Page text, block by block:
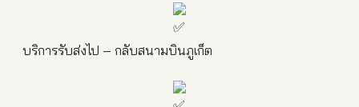
บริการรับส่งไป – กลับสนามบินภูเก็ต